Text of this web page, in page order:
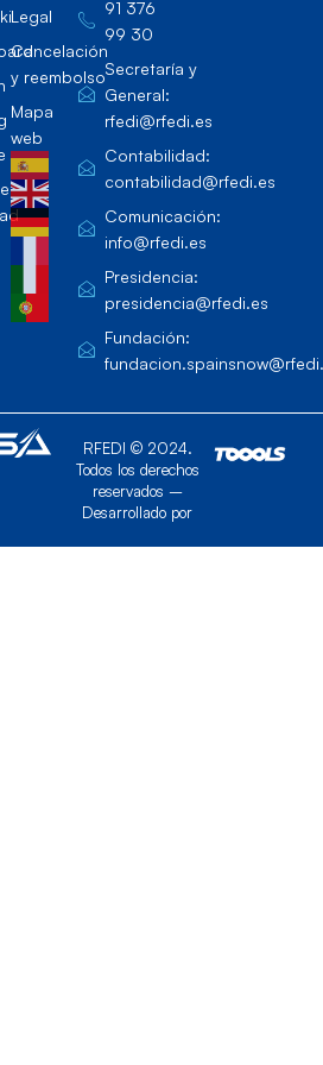
Legal
Cancelación
y reembolso
Mapa
web
91 376
99 30
Secretaría y
General:
rfedi@rfedi.es
Contabilidad:
contabilidad@rfedi.es
Comunicación:
info@rfedi.es
Presidencia:
presidencia@rfedi.es
Fundación:
RFEDI © 2024.
Todos los derechos
reservados –
Desarrollado por